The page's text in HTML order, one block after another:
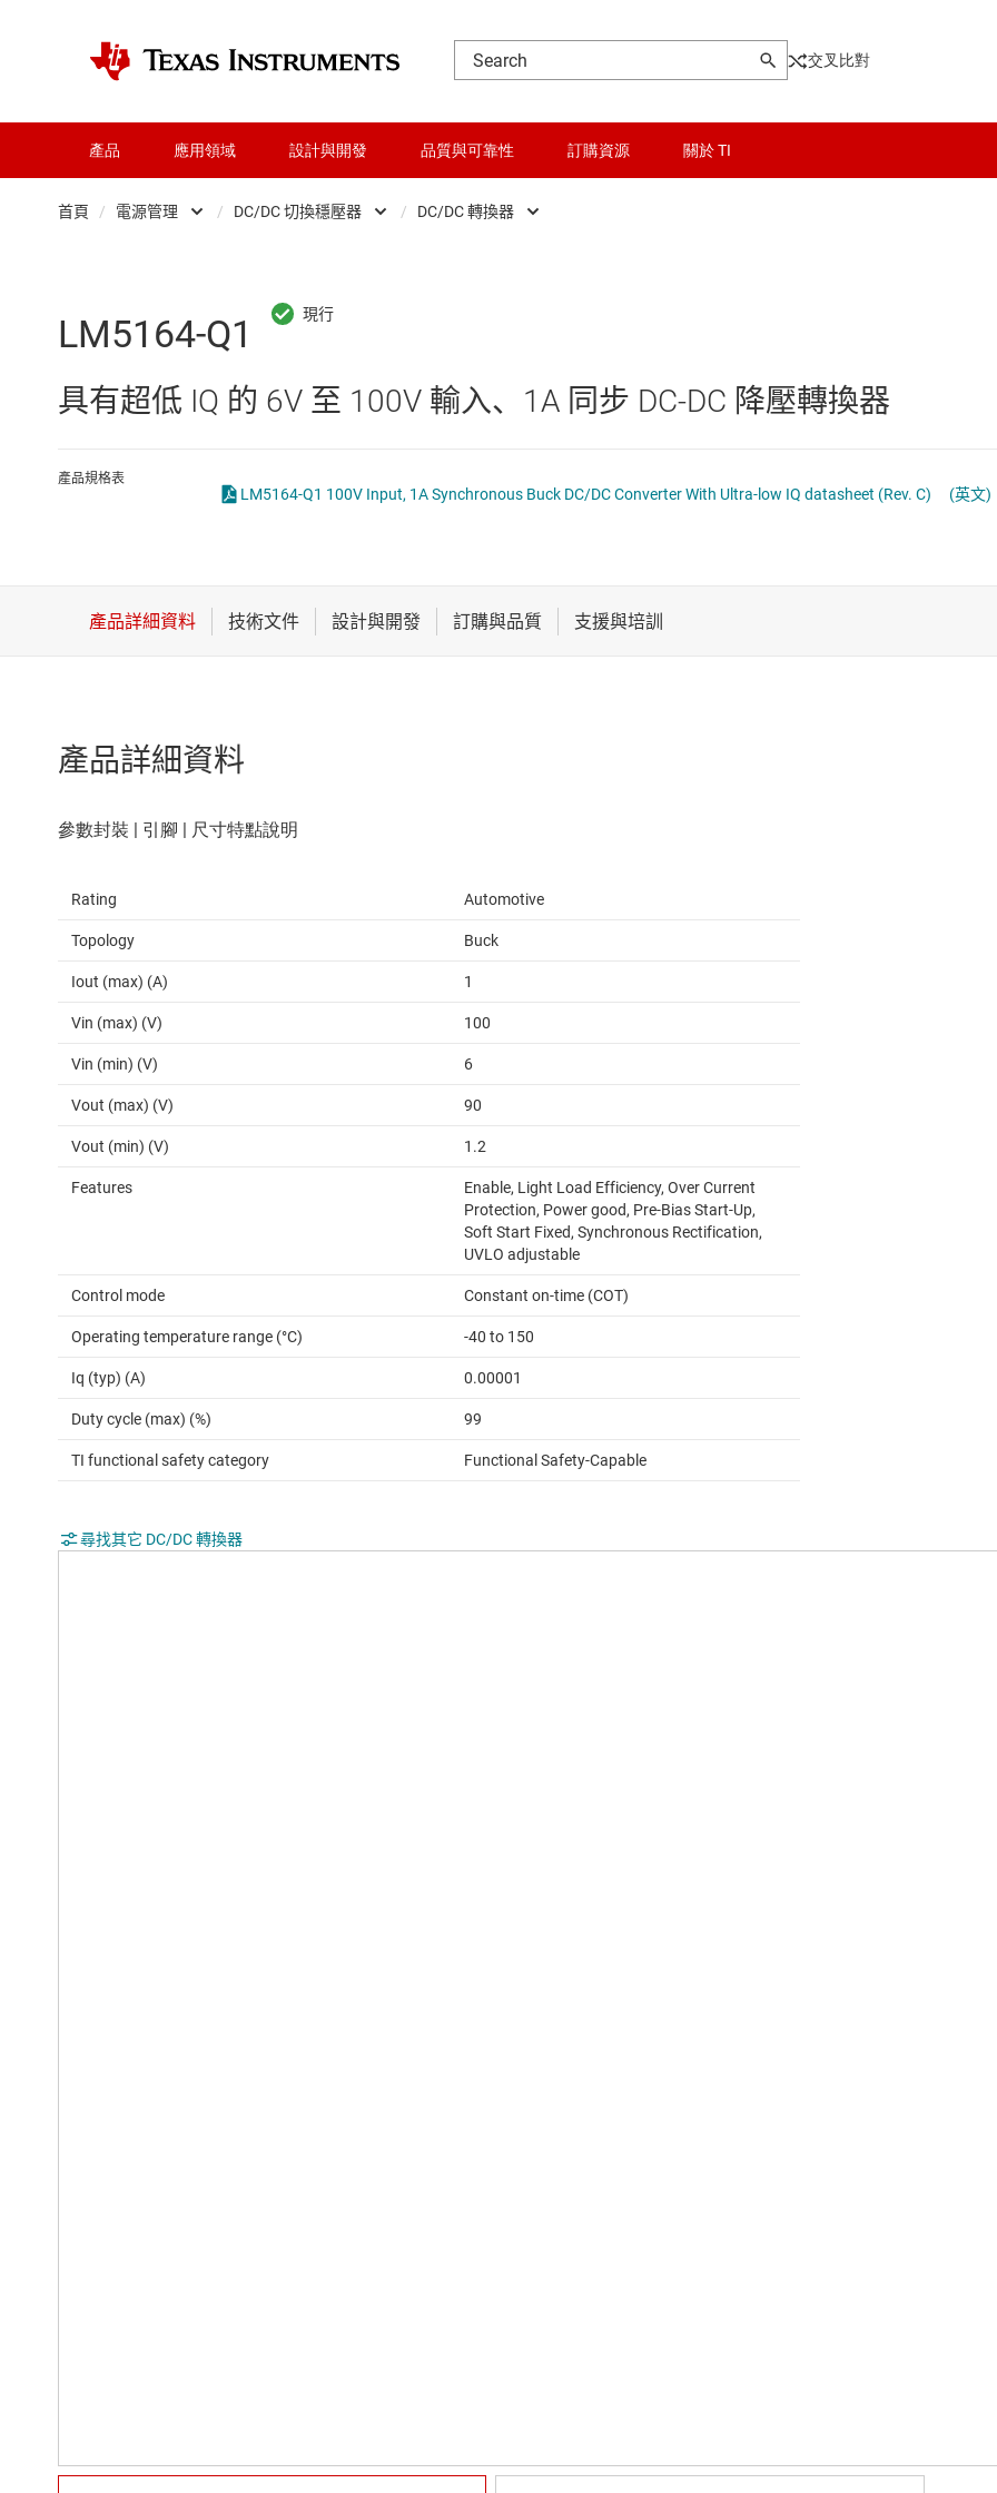
交叉比對
產品 應用領域 設計與開發 品質與可靠性 訂購資源 關於 TI
首頁 / 電源管理
交換器與多工器
射頻 (RF) 與微波
感測器
邏輯和電壓轉換
電池管理 IC
/ DC/DC 切換穩壓器
DDR 記憶體電源 IC
LED 驅動器
功率級
多通道 IC (PMIC)
/ DC/DC 轉換器
LM5164-Q1
具有超低 IQ 的 6V 至 100V 輸入、1A 同步 DC-DC 降壓轉換器
產品規格表
LM5164-Q1 100V Input, 1A Synchronous Buck DC/DC Converter With Ultra-low IQ datasheet (Rev. C) (英文)
產品詳細資料
Rating Automotive
Topology Buck
Iout (max) (A) 1
Vin (max) (V) 100
Vin (min) (V) 6
Vout (max) (V) 90
Vout (min) (V) 1.2
Features
Enable, Light Load Efficiency, Over Current
Protection, Power good, Pre-Bias Start-Up,
Soft Start Fixed, Synchronous Rectification,
UVLO adjustable
Control mode Constant on-time (COT)
Operating temperature range (°C) -40 to 150
Iq (typ) (A) 0.00001
Duty cycle (max) (%) 99
TI functional safety category Functional Safety-Capable
尋找其它 DC/DC 轉換器